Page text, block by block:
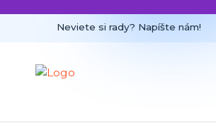
Neviete si rady? Napíšte nám!